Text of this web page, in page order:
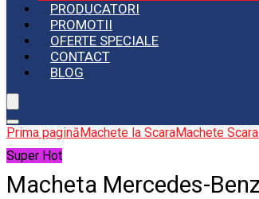
PRODUCATORI
PROMOTII
OFERTE SPECIALE
CONTACT
BLOG
Prima paginăMachete la ScaraMachete
Super Hot
Macheta Mercedes-